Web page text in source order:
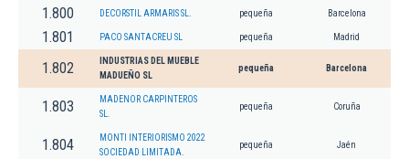
1.800 DECORSTIL ARMARIS SL. pequeña Barcelona
1.801 PACO SANTACREU SL pequeña Madrid
1.802
INDUSTRIAS DEL MUEBLE
MADUEÑO SL
pequeña Barcelona
1.803
MADENOR CARPINTEROS
SL.
pequeña Coruña
1.804
MONTI INTERIORISMO 2022
SOCIEDAD LIMITADA.
pequeña Jaén